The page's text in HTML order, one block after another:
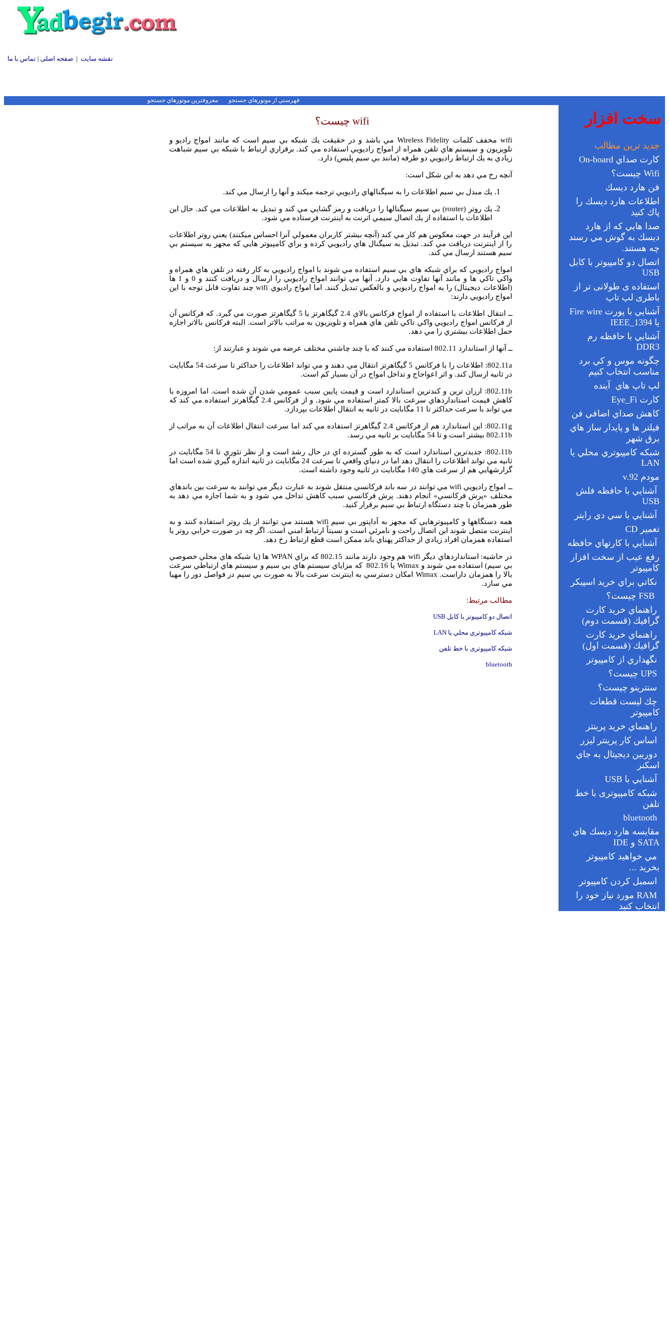
فهرستي از موتورهاي جستجو معروفترين موتورهاي جستجو
wifi چيست؟
wifi مخفف كلمات Wireless Fidelity مي باشد و در حقيقت يك شبكه بي سيم است كه مانند امواج راديو و
تلويزيون و سيستم هاي تلفن همراه از امواج راديويي استفاده مي كند. برقراري ارتباط با شبكه بي سيم شباهت
زيادي به يك ارتباط راديويي دو طرفه (مانند بي سيم پليس) دارد.
آنچه رخ مي دهد به اين شكل است:
يك مبدل بي سيم اطلاعات را به سيگنالهاي راديويي ترجمه ميكند و آنها را ارسال مي كند.
يك روتر (router) بي سيم سيگنالها را دريافت و رمز گشايي مي كند و تبديل به اطلاعات مي كند. حال اين
اطلاعات با استفاده از يك اتصال سيمي اترنت به اينترنت فرستاده مي شود.
اين فرآيند در جهت معكوس هم كار مي كند (آنچه بيشتر كاربران معمولي آنرا احساس ميكنند) يعني روتر اطلاعات
را از اينترنت دريافت مي كند. تبديل به سيگنال هاي راديويي كرده و براي كامپيوتر هايي كه مجهز به سيستم بي
سيم هستند ارسال مي كند.
امواج راديويي كه براي شبكه هاي بي سيم استفاده مي شوند با امواج راديويي به كار رفته در تلفن هاي همراه و
واكي تاكي ها و مانند آنها تفاوت هايي دارد. آنها مي توانند امواج راديويي را ارسال و دريافت كنند و 0 و 1 ها
(اطلاعات ديجيتال) را به امواج راديويي و بالعكس تبديل كنند. اما امواج راديوي wifiچند تفاوت قابل توجه با اين
امواج راديويي دارند:
ــ انتقال اطلاعات با استفاده از امواج فركانس بالاي 2.4 گيگاهرتز يا 5 گيگاهرتز صورت مي گيرد. كه فركانس آن
از فركانس امواج راديويي واكي تاكي تلفن هاي همراه و تلويزيون به مراتب بالاتر است. البته فركانس بالاتر اجازه
حمل اطلاعات بيشتري را مي دهد.
ــ آنها از استاندارد 802.11 استفاده مي كنند كه با چند چاشني مختلف عرضه مي شوند و عبارتند از:
802.11a
: اطلاعات را با فركانس 5 گيگاهرتز انتقال مي دهند و مي تواند اطلاعات را حداكثر تا سرعت 54 مگابايت
در ثانيه ارسال كند. و اثر اعواجاج و تداخل امواج در آن بسيار كم است.
802.11b: ارزان ترين و كندترين استاندارد است و قيمت پايين سبب عمومي شدن آن شده است. اما امروزه با
كاهش قيمت استانداردهاي سرعت بالا كمتر استفاده مي شود. و از فركانس 2.4 گيگاهرتز استفاده مي كند كه
مي تواند با سرعت حداكثر تا 11 مگابايت در ثانيه به انتقال اطلاعات بپردازد.
802.11g: اين استاندارد هم از فركانس 2.4 گيگاهرتز استفاده مي كند اما سرعت انتقال اطلاعات آن به مراتب از
802.11b بيشتر است و تا 54 مگابايت بر ثانيه مي رسد.
802.11b
: جديدترين استاندارد است كه به طور گسترده اي در حال رشد است و از نظر تئوري تا 54 مگابايت در
ثانيه مي تواند اطلاعات را انتقال دهد اما در دنياي واقعي تا سرعت 24 مگابايت در ثانيه اندازه گيري شده است اما
گزارشهايي هم از سرعت هاي 140 مگابايت در ثانيه وجود داشته است.
ــ امواج راديويي wifiمي توانند در سه باند فركانسي منتقل شوند به عبارت ديگر مي توانند به سرعت بين باندهاي
مختلف «پرش فركانسي» انجام دهند. پرش فركانسي سبب كاهش تداخل مي شود و به شما اجازه مي دهد به
طور همزمان با چند دستگاه ارتباط بي سيم برقرار كنيد.
همه دستگاهها و كامپيوترهايي كه مجهز به آداپتور بي سيم wifi هستند مي توانند از يك روتر استفاده كنند و به
اينترنت متصل شوند اين اتصال راحت و نامرئي است و نسبتاً ارتباط امني است. اگر چه در صورت خرابي روتر يا
استفاده همزمان افراد زيادي از حداكثر پهناي باند ممكن است قطع ارتباط رخ دهد.
در حاشيه: استانداردهاي ديگر wifi هم وجود دارند مانند 802.15 كه براي WPAN ها (يا شبكه هاي محلي خصوصي
بي سيم) استفاده مي شوند و Wimax
يا 802.16 كه مزاياي سيستم هاي بي سيم و سيستم هاي ارتباطي سرعت
بالا را همزمان داراست. Wimax امكان دسترسي به اينترنت سرعت بالا به صورت بي سيم در فواصل دور را مهيا
مي سازد.
مطالب مرتبط:
اتصال دو كامپيوتر با كابل USB
شبكه كامپيوتري محلي ياLAN
شبکه کامپیوتری با خط تلفن
bluetooth